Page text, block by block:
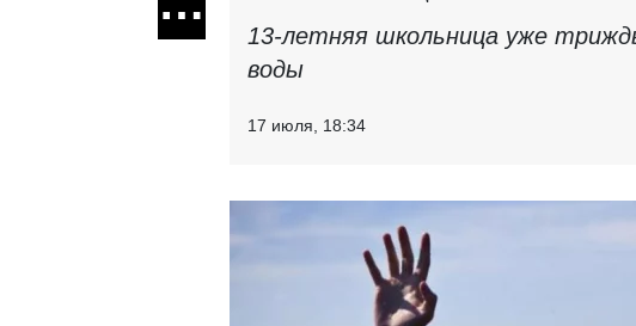
13-летняя школьница уже
воды
17 июля, 18:34